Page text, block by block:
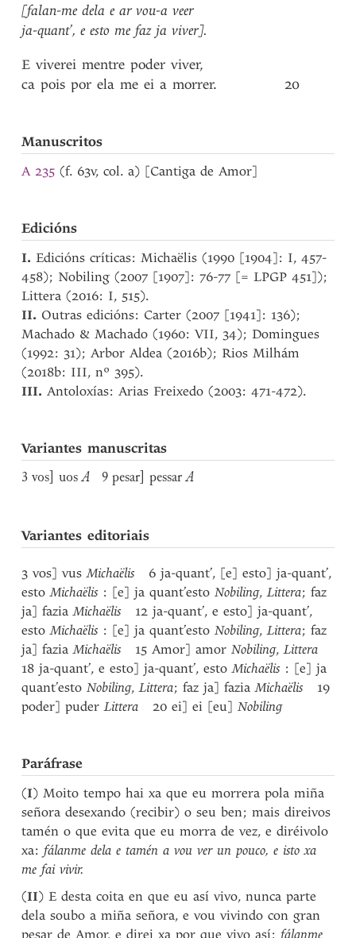
[falan-me dela e ar vou-a veer
ja-quant’, e esto me faz ja viver].
E viverei mentre poder viver,
ca pois por ela me ei a morrer. 20
Manuscritos
A 235 (f. 63v, col. a) [Cantiga de Amor]
Edicións
I. Edicións críticas: Michaëlis (1990 [1904]: I, 457-
458); Nobiling (2007 [1907]: 76-77 [= LPGP 451]);
Littera (2016: I, 515).
II. Outras edicións: Carter (2007 [1941]: 136);
Machado & Machado (1960: VII, 34); Domingues
(1992: 31); Arbor Aldea (2016b); Rios Milhám
(2018b: III, nº 395).
III. Antoloxías: Arias Freixedo (2003: 471-472).
Variantes manuscritas
3 vos] uosA 9 pesar] pessarA
Variantes editoriais
3 vos] vusMichaëlis 6 ja-quant’, [e] esto] ja-quant’,
estoMichaëlis : [e] ja quant’estoNobiling,Littera; faz
ja] faziaMichaëlis 12 ja-quant’, e esto] ja-quant’,
estoMichaëlis : [e] ja quant’estoNobiling,Littera; faz
ja] faziaMichaëlis 15 Amor] amorNobiling,Littera
18 ja-quant’, e esto] ja-quant’, estoMichaëlis : [e] ja
quant’estoNobiling,Littera; faz ja] faziaMichaëlis 19
poder] puderLittera 20 ei] ei [eu]Nobiling
Paráfrase
(I) Moito tempo hai xa que eu morrera pola miña
señora desexando (recibir) o seu ben; mais direivos
tamén o que evita que eu morra de vez, e diréivolo
xa:fálanme dela e tamén a vou ver un pouco, e isto xa
me fai vivir.
(II) E desta coita en que eu así vivo, nunca parte
dela soubo a miña señora, e vou vivindo con gran
pesar de Amor, e direi xa por que vivo así: fálanme